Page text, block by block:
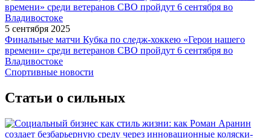
5 сентября 2025
Финальные матчи Кубка по следж-хоккею «Герои нашего
времени» среди ветеранов СВО пройдут 6 сентября во
Владивостоке
Спортивные новости
Статьи о сильных